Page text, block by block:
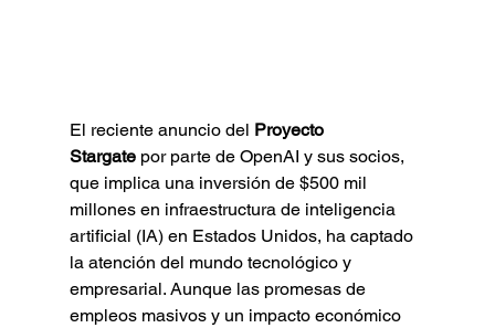
El reciente anuncio del Proyecto
Stargate por parte de OpenAI y sus socios,
que implica una inversión de $500 mil
millones en infraestructura de inteligencia
artificial (IA) en Estados Unidos, ha captado
la atención del mundo tecnológico y
empresarial. Aunque las promesas de
empleos masivos y un impacto económico